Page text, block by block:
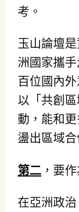
考。
玉山論壇
洲國家攜
百位國內
以「共創
動，能和
盪出區域合
第二 ，要
在亞洲政